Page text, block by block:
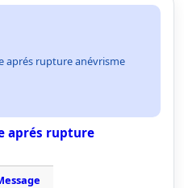
aprés rupture anévrisme
aprés rupture